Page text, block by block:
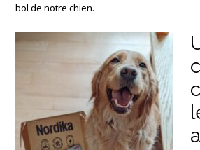
bol de notre chien.